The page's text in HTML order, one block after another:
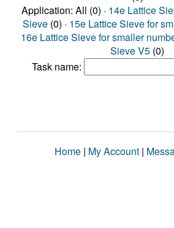
Application: All (0) · 14e Lattice
Sieve (0) · 15e Lattice Sieve for
16e Lattice Sieve for smaller
Sieve V5 (0)
Task name:
Home | My Account |